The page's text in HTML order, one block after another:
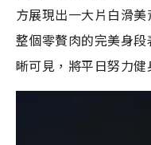
方展現出一大片白滑
整個零贅肉的完美身
晰可見，將平日努力健